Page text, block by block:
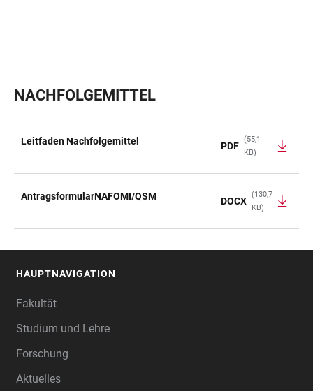
NACHFOLGEMITTEL
Leitfaden Nachfolgemittel PDF
(55,1
KB)
AntragsformularNAFOMI/QSM DOCX
(130,7
KB)
HAUPTNAVIGATION
Fakultät
Studium und Lehre
Forschung
Aktuelles